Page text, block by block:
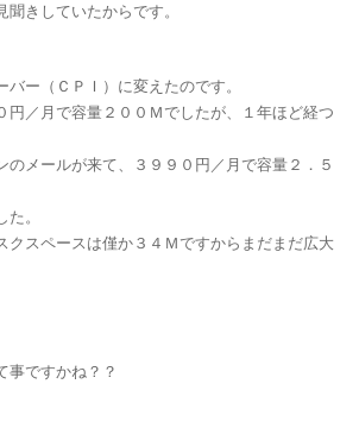
きしていたからです。
バー（ＣＰＩ）に変えたのです。
円／月で容量２００Ｍでしたが、１年ほど経つ
のメールが来て、３９９０円／月で容量２．５
。
クスペースは僅か３４Ｍですからまだまだ広大
事ですかね？？